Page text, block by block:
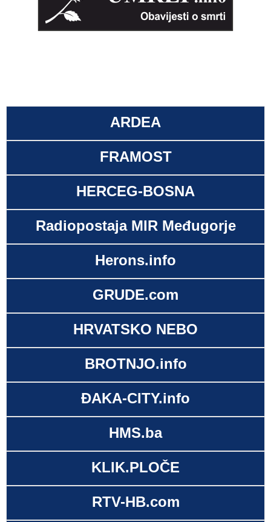
ARDEA
FRAMOST
HERCEG-BOSNA
Radiopostaja MIR Međugorje
Herons.info
GRUDE.com
HRVATSKO NEBO
BROTNJO.info
ĐAKA-CITY.info
HMS.ba
KLIK.PLOČE
RTV-HB.com